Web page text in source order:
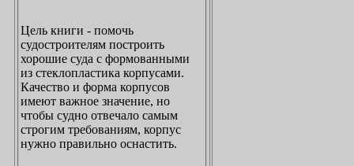
Цель книги - помочь
судостроителям построить
хорошие суда с формованными
из стеклопластика корпусами.
Качество и форма корпусов
имеют важное значение, но
чтобы судно отвечало самым
строгим требованиям, корпус
нужно правильно оснастить.